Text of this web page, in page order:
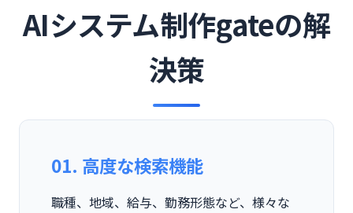
AIシステム制作gateの解
決策
01. 高度な検索機能
職種、地域、給与、勤務形態など、様々な